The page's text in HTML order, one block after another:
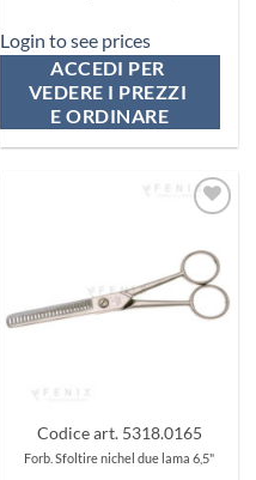
Login to see prices
ACCEDI PER
VEDERE I PREZZI
E ORDINARE
ai
preferiti
Codice art. 5318.0165
Forb. Sfoltire nichel due lama 6,5"